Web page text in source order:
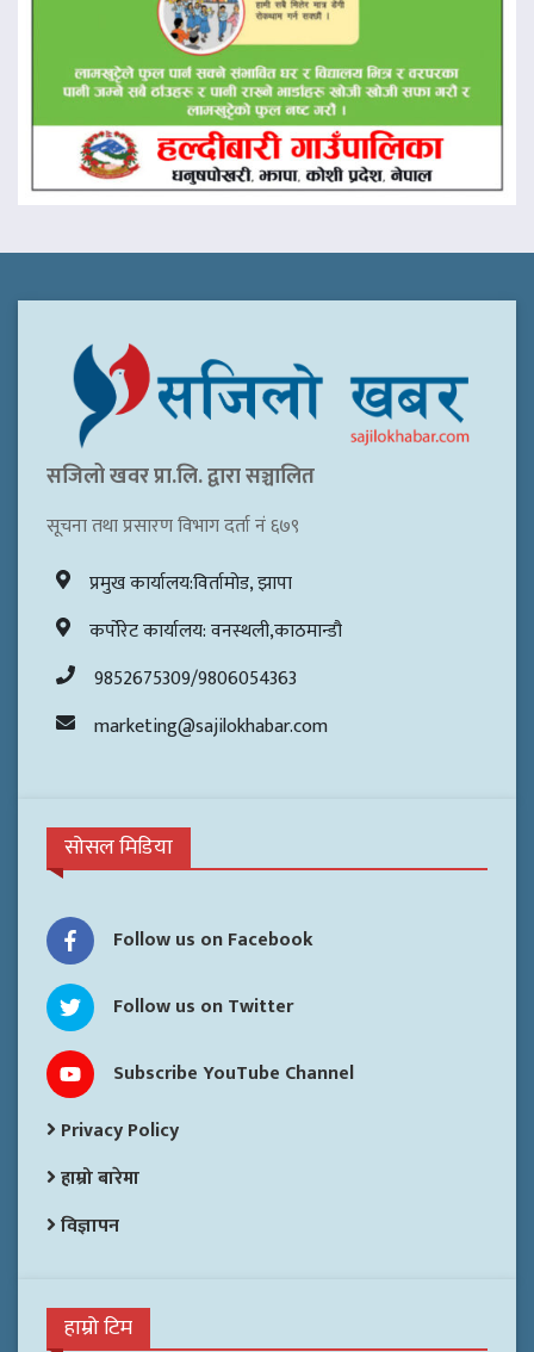
सजिलो खवर प्रा.लि. द्वारा सञ्चालित
सूचना तथा प्रसारण विभाग दर्ता नं ६७९
प्रमुख कार्यालय:विर्तामोड, झापा
कर्पोरेट कार्यालय: वनस्थली,काठमान्डौ
9852675309/9806054363
marketing@sajilokhabar.com
सोसल मिडिया
Follow us on Facebook
Follow us on Twitter
Subscribe YouTube Channel
Privacy Policy
हाम्रो बारेमा
विज्ञापन
हाम्रो टिम